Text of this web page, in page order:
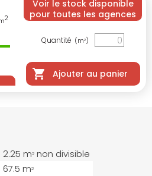
/ m2
Voir le stock disponible
pour toutes les agences
Quantité (m2)
Ajouter au panier
2.25 m2 non divisible
67.5 m2